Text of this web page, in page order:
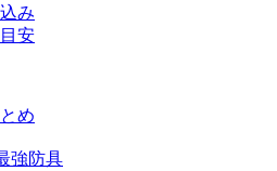
み
安
め
強防具